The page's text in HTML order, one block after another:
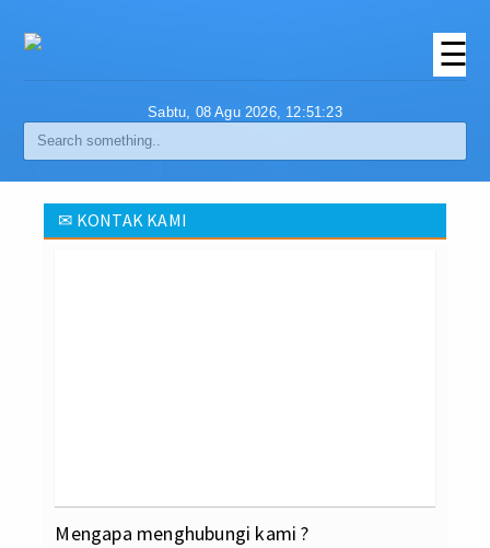
PROFIL
Visi Dan Misi
Struktur Organisasi
Dokumentasi Foto
☰
Sabtu, 08 Agu 2026, 12:51:23
KONTAK KAMI
Mengapa menghubungi kami ?